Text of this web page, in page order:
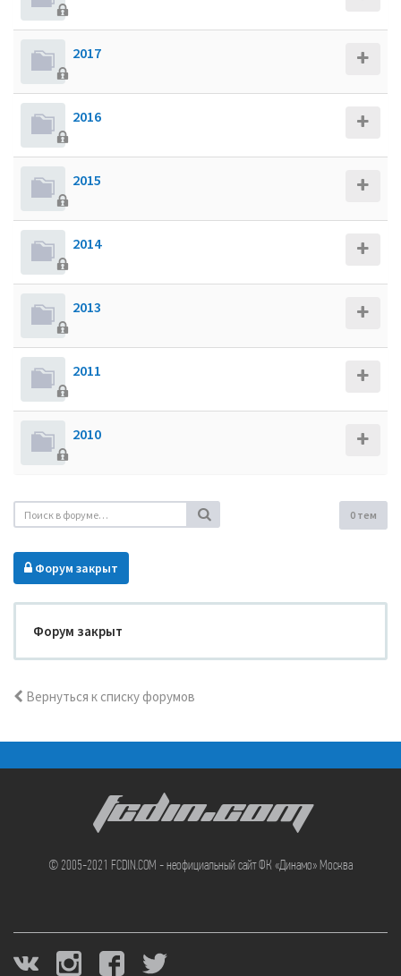
2017
2016
2015
2014
2013
2011
2010
0 тем
Форум закрыт
Форум закрыт
Вернуться к списку форумов
FCDIN.COM
© 2005-2021 FCDIN.COM - неофициальный сайт ФК «Динамо» Москва